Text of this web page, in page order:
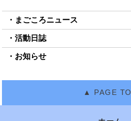
まごころニュース
活動日誌
お知らせ